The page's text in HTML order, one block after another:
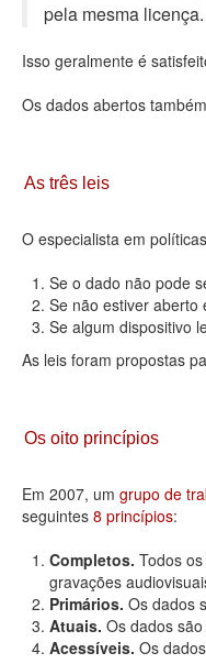
pela mesma licença.
Isso geralmente é
Os dados abertos
As três leis
O especialista em
Se o dado não pode
Se não estiver
Se algum dispositivo
As leis foram propostas
Os oito princípios
Em 2007, um grupo de
seguintes 8 princípios:
Completos. Todos
gravações
Primários. Os dados
Atuais. Os dados
Acessíveis. Os